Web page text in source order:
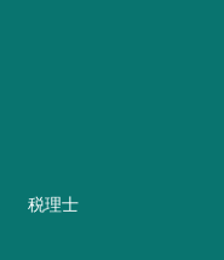
税理士